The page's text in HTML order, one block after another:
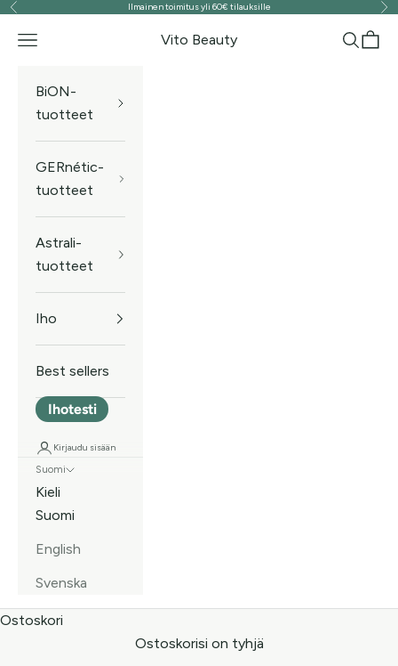
Siirry sisältöön
Edellinen Ilmainen toimitus yli 60€ tilauksille
Vito Beauty
Valikko Haku
BiON-
tuotteet
GERnétic-
tuotteet
Astrali-
tuotteet
Iho
Best sellers
Ihotesti
Kirjaudu sisään
Suomi
Kieli
Suomi
English
Svenska
Ostoskori
Ostoskorisi on tyhjä